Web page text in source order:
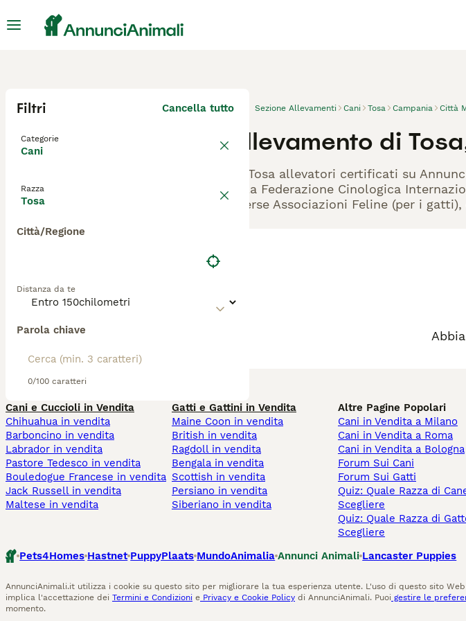
Filtri Cancella tutto
Categorie
Cani
Razza
Tosa
Città/Regione
Distanza da te
Parola chiave
0/100 caratteri
Sezione Allevamenti Cani Tosa Campania Città
Allevamento di
Gli Tosa allevatori certificati su
dalla Federazione Cinologica
diverse Associazioni Feline (per i
Cani e Cuccioli in Vendita
Chihuahua in vendita
Barboncino in vendita
Labrador in vendita
Pastore Tedesco in vendita
Bouledogue Francese in vendita
Jack Russell in vendita
Maltese in vendita
Gatti e Gattini in Vendita
Maine Coon in vendita
British in vendita
Ragdoll in vendita
Bengala in vendita
Scottish in vendita
Persiano in vendita
Siberiano in vendita
Altre Pagine Popolari
Cani in Vendita a Milano
Cani in Vendita a Roma
Cani in Vendita a Bologna
Forum Sui Cani
Forum Sui Gatti
Quiz: Quale Razza di
Scegliere
Quiz: Quale Razza di
Scegliere
Pets4Homes Hastnet PuppyPlaats MundoAnimalia Annunci Animali Lancaster Puppies
AnnunciAnimali.it utilizza i cookie su questo sito per migliorare la tua esperienza utente. L'uso di questo sito
implica l'accettazione dei Termini e Condizioni e Privacy e Cookie Policy di AnnunciAnimali. Puoi gestire le
momento.